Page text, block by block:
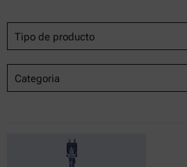
Tipo de producto
Categoria